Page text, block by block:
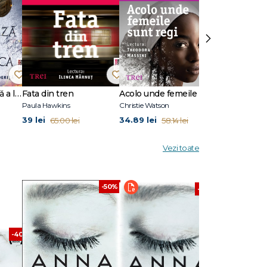
de
-
studiat
Ultima după-amiază a lui SenecaFata din tren
Paula Hawkins
39 lei 65.00 lei
Christie Watson
34.89 lei 58.14 lei
›
Vezi toate
-40%
-50% -40%